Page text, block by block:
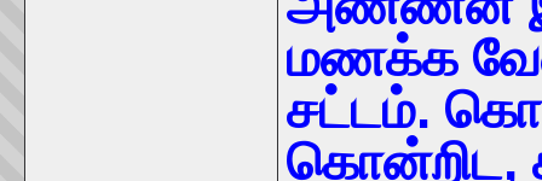
மணக்க
சட்டம்.
கொன்றிட,